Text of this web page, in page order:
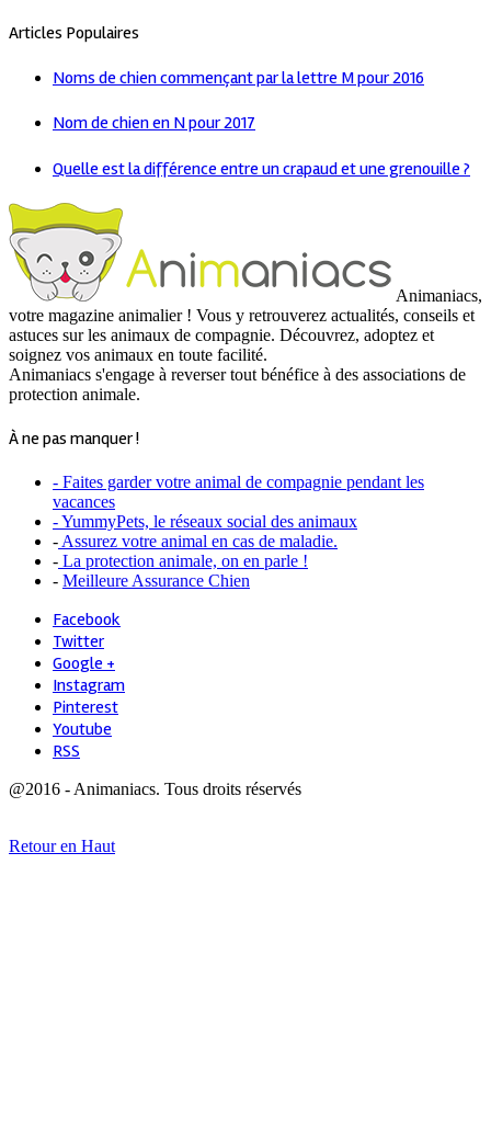
Articles Populaires
Noms de chien commençant par la lettre M pour 2016
Nom de chien en N pour 2017
Quelle est la différence entre un crapaud et une grenouille ?
Animaniacs,
votre magazine animalier ! Vous y retrouverez actualités, conseils et
astuces sur les animaux de compagnie. Découvrez, adoptez et
soignez vos animaux en toute facilité.
Animaniacs s'engage à reverser tout bénéfice à des associations de
protection animale.
À ne pas manquer !
- Faites garder votre animal de compagnie pendant les
vacances
- YummyPets, le réseaux social des animaux
- Assurez votre animal en cas de maladie.
- La protection animale, on en parle !
- Meilleure Assurance Chien
Facebook
Twitter
Google +
Instagram
Pinterest
Youtube
RSS
@2016 - Animaniacs. Tous droits réservés
Retour en Haut